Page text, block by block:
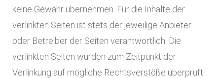
keine Gewähr übernehmen. Für die Inhalte der
verlinkten Seiten ist stets der jeweilige Anbieter
oder Betreiber der Seiten verantwortlich. Die
verlinkten Seiten wurden zum Zeitpunkt der
Verlinkung auf mögliche Rechtsverstöße überprüft.